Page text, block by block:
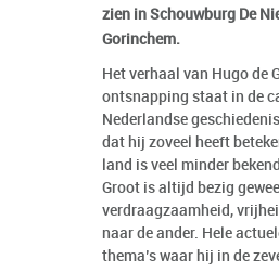
zien in Schouwburg De
Gorinchem.
Het verhaal van Hugo de
ontsnapping staat in de
Nederlandse
dat hij zoveel heeft
land is veel minder
Groot is altijd bezig
verdraagzaamheid,
naar de ander. Hele
thema’s waar hij in de